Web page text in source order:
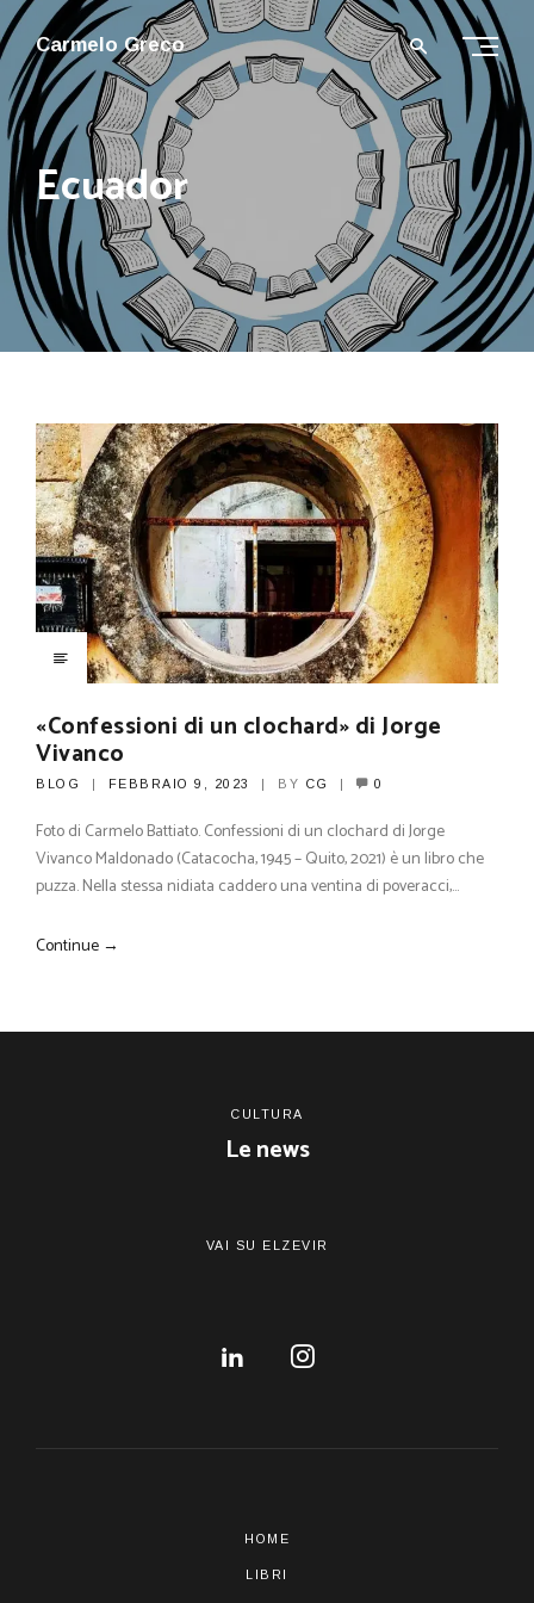
Carmelo Greco
Ecuador
«Confessioni di un clochard» di Jorge
Vivanco
BLOG FEBBRAIO 9, 2023 BY CG 0
Foto di Carmelo Battiato. Confessioni di un clochard di Jorge
Vivanco Maldonado (Catacocha, 1945 – Quito, 2021) è un libro che
puzza. Nella stessa nidiata caddero una ventina di poveracci,…
Continue →
CULTURA
Le news
VAI SU ELZEVIR
HOME
LIBRI